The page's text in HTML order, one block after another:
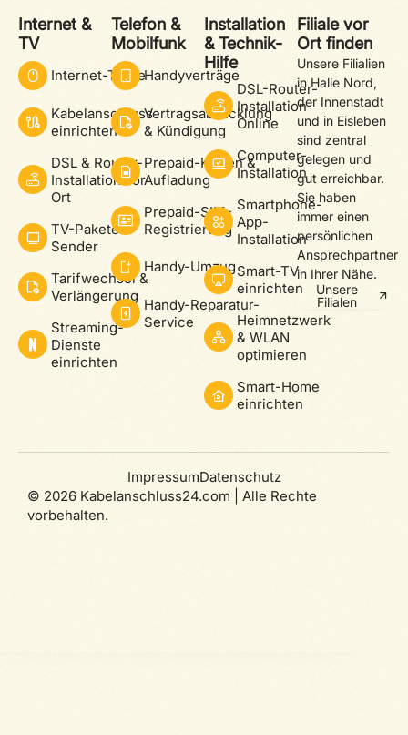
Internet &
TV
Internet-Tarife
Kabelanschluss
einrichten
DSL & Router-
Installation vor
Ort
TV-Pakete &
Sender
Tarifwechsel &
Verlängerung
Streaming-
Dienste
einrichten
Telefon &
Mobilfunk
Handyverträge
Vertragsabwicklung
& Kündigung
Prepaid-Karten &
Aufladung
Prepaid-SIM-
Registrierung
Handy-Umzug
Handy-Reparatur-
Service
Installation
& Technik-
Hilfe
DSL-Router-
Installation
Online
Computer-
Installation
Smartphone-
App-
Installation
Smart-TV
einrichten
Heimnetzwerk
& WLAN
optimieren
Smart-Home
einrichten
Filiale vor
Ort finden
Unsere Filialien
in Halle Nord,
der Innenstadt
und in Eisleben
sind zentral
gelegen und
gut erreichbar.
Sie haben
immer einen
persönlichen
Ansprechpartner
in Ihrer Nähe.
Unsere
Filialen
© 2026 Kabelanschluss24.com | Alle Rechte
vorbehalten.
ImpressumDatenschutz